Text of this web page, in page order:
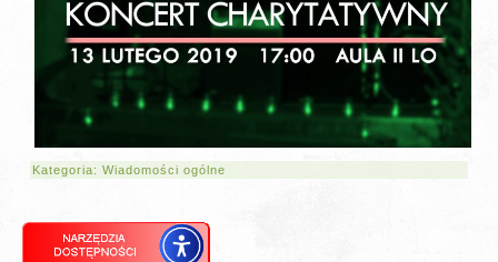
Kategoria:Wiadomości ogólne